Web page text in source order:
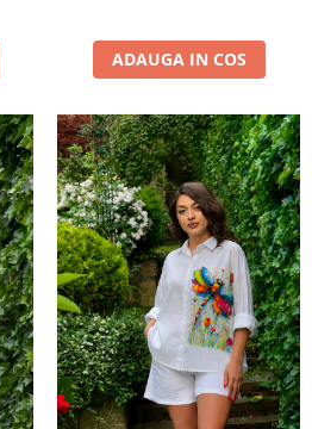
ADAUGA IN COS